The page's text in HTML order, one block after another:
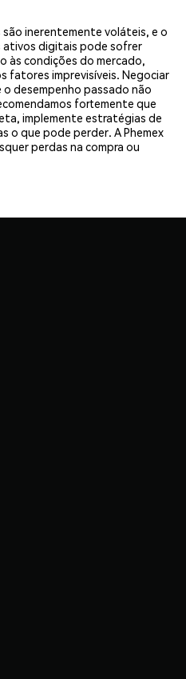
inerentemente voláteis, e o
ativos digitais pode sofrer
às condições do mercado,
fatores imprevisíveis. Negociar
desempenho passado não
fortemente que
implemente estratégias de
o que pode perder. A Phemex
perdas na compra ou